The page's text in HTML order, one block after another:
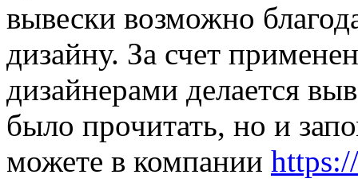
вывески возможно
дизайну. За счет
дизайнерами делается
было прочитать, но и
можете в компании